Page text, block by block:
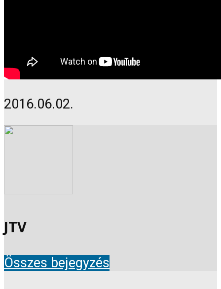
2016.06.02.
JTV
Összes bejegyzés